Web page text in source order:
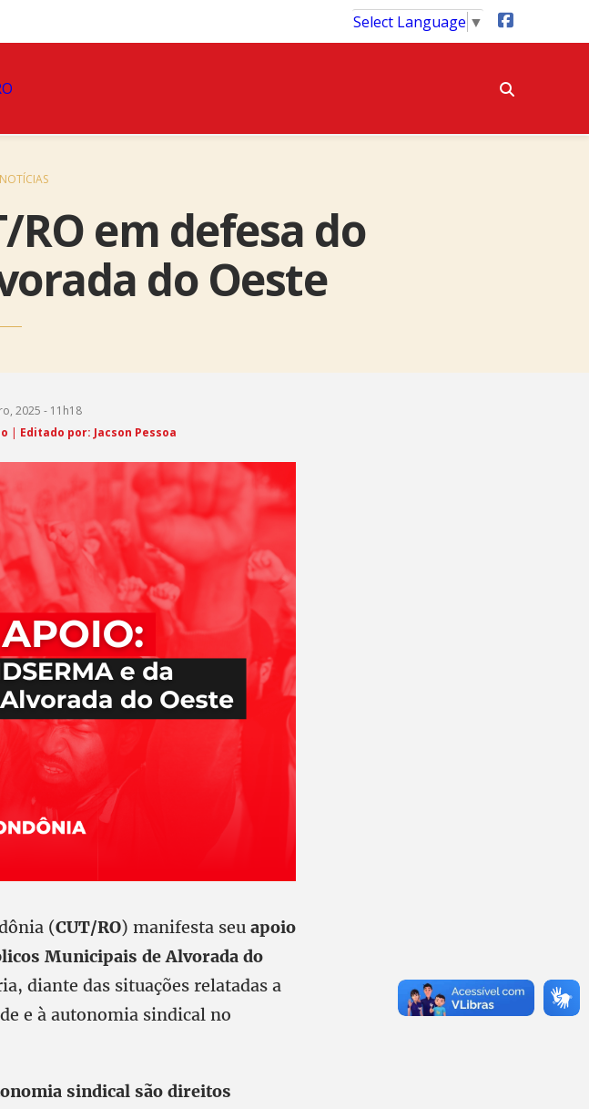
Select Language ▼
NOTÍCIAS
RO em defesa do
do Oeste
2025 - 11h18
| Editado por: Jacson Pessoa
(CUT/RO) manifesta seu apoio
Municipais de Alvorada do
diante das situações relatadas a
e à autonomia sindical no
sindical são direitos